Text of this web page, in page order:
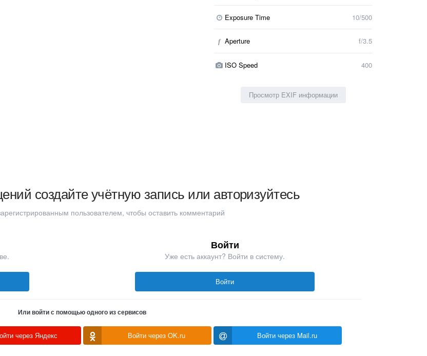
Exposure Time 10/500
f Aperture f/3.5
ISO Speed 400
Просмотр EXIF информации
создайте учётную запись или авторизуйтесь
пользователем, чтобы оставить комментарий
Войти
Уже есть аккаунт? Войти в систему.
Войти
Или войти с помощью одного из сервисов
через Яндекс Войти через OK.ru Войти через Mail.ru